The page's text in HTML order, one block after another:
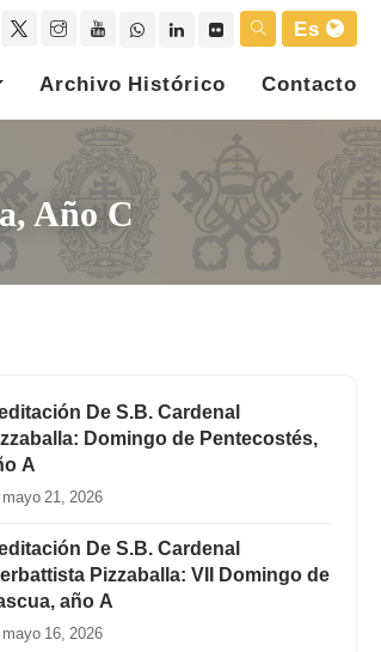
Es
Archivo Histórico Contacto
Año C
De S.B. Cardenal
Domingo de Pentecostés,
A
mayo 21, 2026
De S.B. Cardenal
Pizzaballa: VII Domingo de
año A
mayo 16, 2026